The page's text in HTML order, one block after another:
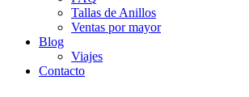
Tallas de Anillos
Ventas por mayor
Blog
Viajes
Contacto